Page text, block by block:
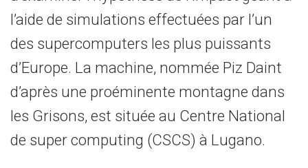
l’aide de simulations effectuées par l’un
des supercomputers les plus puissants
d’Europe. La machine, nommée Piz Daint
d’après une proéminente montagne dans
les Grisons, est située au Centre National
de super computing (CSCS) à Lugano.